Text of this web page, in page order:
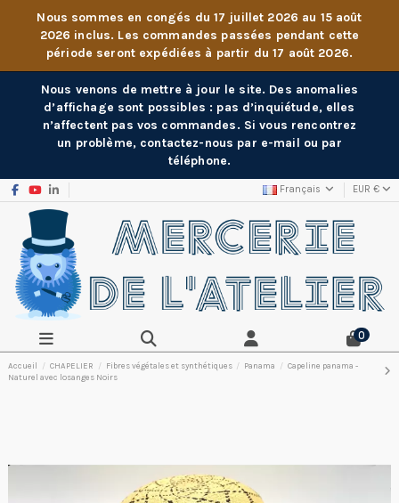
Nous sommes en congés du 17 juillet 2026 au 15 août
2026 inclus. Les commandes passées pendant cette
période seront expédiées à partir du 17 août 2026.
Nous venons de mettre à jour le site. Des anomalies
d’affichage sont possibles : pas d’inquiétude, elles
n’affectent pas vos commandes. Si vous rencontrez
un problème, contactez-nous par e-mail ou par
téléphone.
Français EUR €
0
Accueil CHAPELIER Fibres végétales et synthétiques Panama
Capeline panama -
Naturel avec losanges Noirs